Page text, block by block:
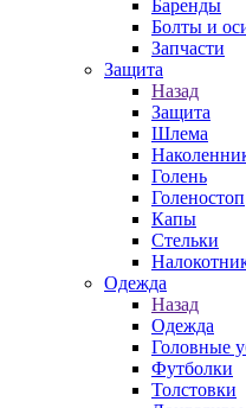
Баренды
Болты и
Запчасти
Защита
Назад
Защита
Шлема
Голень
Голеностоп
Капы
Стельки
Одежда
Назад
Одежда
Головные
Футболки
Толстовки